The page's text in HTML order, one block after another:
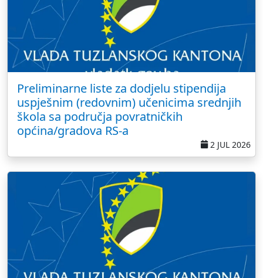
Preliminarne liste za dodjelu stipendija
uspješnim (redovnim) učenicima srednjih
škola sa područja povratničkih
općina/gradova RS-a
2 JUL 2026